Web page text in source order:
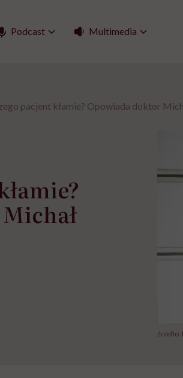
Podcast Multimedia
pacjent kłamie? Opowiada doktor